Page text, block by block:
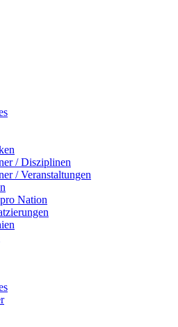
/ Disziplinen
/ Veranstaltungen
Nation